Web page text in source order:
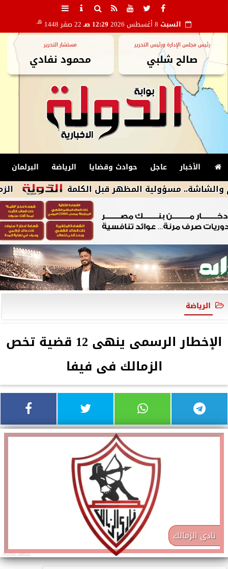
السبت 12:29 صـ 22 صفر 1448 هـ
رئيس مجلس الإدارة ورئيس التحرير
صالح شلبي
مستشار التحرير
محمود نفادي
الأخبار عاجل حوادث وقضايا الرياضة البرلمان
الزمالك يكشف أسباب استبعاد 4 مسؤولية المظهر قبل الكلمة
الرياضة
الإخطار الرسمى ينهى 12 قضية تخص
الزمالك فى فيفا
نادى الزمالك